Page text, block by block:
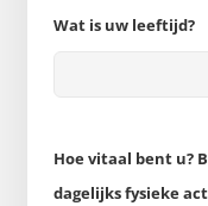
Wat is uw leeftijd?
Hoe vitaal bent u?
dagelijks fysieke